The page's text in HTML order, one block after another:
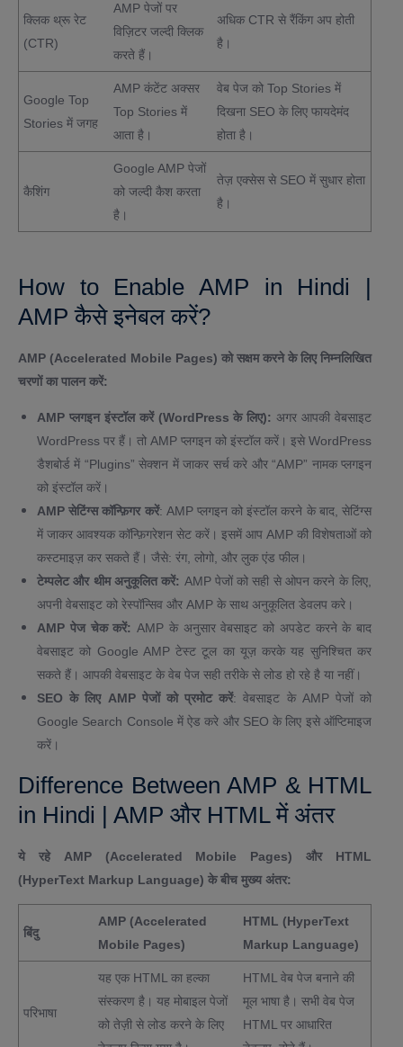
क्लिक थ्रू रेट
(CTR)
AMP पेजों पर
विज़िटर जल्दी क्लिक
करते हैं।
अधिक CTR से रैंकिंग अप होती
है।
Google Top
Stories में जगह
AMP कंटेंट अक्सर
Top Stories में
आता है।
वेब पेज को Top Stories में
दिखना SEO के लिए फायदेमंद
होता है।
कैशिंग
Google AMP पेजों
को जल्दी कैश करता
है।
तेज़ एक्सेस से SEO में सुधार होता
है।
How to Enable AMP in Hindi |
AMP कैसे इनेबल करें?
AMP (Accelerated Mobile Pages) को सक्षम करने के लिए निम्नलिखित
चरणों का पालन करें:
AMP प्लगइन इंस्टॉल करें (WordPress के लिए): अगर आपकी वेबसाइट
WordPress पर हैं। तो AMP प्लगइन को इंस्टॉल करें। इसे WordPress
डैशबोर्ड में “Plugins” सेक्शन में जाकर सर्च करे और “AMP” नामक प्लगइन
को इंस्टॉल करें।
AMP सेटिंग्स कॉन्फ़िगर करें: AMP प्लगइन को इंस्टॉल करने के बाद, सेटिंग्स
में जाकर आवश्यक कॉन्फ़िगरेशन सेट करें। इसमें आप AMP की विशेषताओं को
कस्टमाइज़ कर सकते हैं। जैसे: रंग, लोगो, और लुक एंड फील।
टेम्पलेट और थीम अनुकूलित करें: AMP पेजों को सही से ओपन करने के लिए,
अपनी वेबसाइट को रेस्पॉन्सिव और AMP के साथ अनुकूलित डेवलप करे।
AMP पेज चेक करें: AMP के अनुसार वेबसाइट को अपडेट करने के बाद
वेबसाइट को Google AMP टेस्ट टूल का यूज़ करके यह सुनिश्चित कर
सकते हैं। आपकी वेबसाइट के वेब पेज सही तरीके से लोड हो रहे है या नहीं।
SEO के लिए AMP पेजों को प्रमोट करें: वेबसाइट के AMP पेजों को
Google Search Console में ऐड करे और SEO के लिए इसे ऑप्टिमाइज
करें।
Difference Between AMP & HTML
in Hindi | AMP और HTML में अंतर
ये रहे AMP (Accelerated Mobile Pages) और HTML
(HyperText Markup Language) के बीच मुख्य अंतर:
बिंदु
AMP (Accelerated
Mobile Pages)
HTML (HyperText
Markup Language)
परिभाषा
यह एक HTML का हल्का
संस्करण है। यह मोबाइल पेजों
को तेज़ी से लोड करने के लिए
HTML वेब पेज बनाने की
मूल भाषा है। सभी वेब पेज
HTML पर आधारित